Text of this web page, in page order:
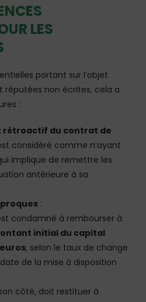
LES
portant sur l’objet
réputées non écrites, cela a
:
rétroactif du contrat de
considéré comme n’ayant
implique de remettre les
antérieure à sa
:
condamné à rembourser à
initial du capital
, selon le taux de change
de la mise à disposition
côté, doit restituer à